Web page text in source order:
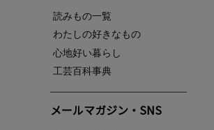
読みもの一覧
わたしの好きなもの
心地好い暮らし
工芸百科事典
メールマガジン・SNS